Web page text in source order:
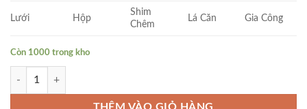
Lưới Hộp
Shim
Chêm
Lá Căn Gia Công
Còn 1000 trong kho
Cây Niken Tròn Đặc Phi (14 x 2000)mm số lượng